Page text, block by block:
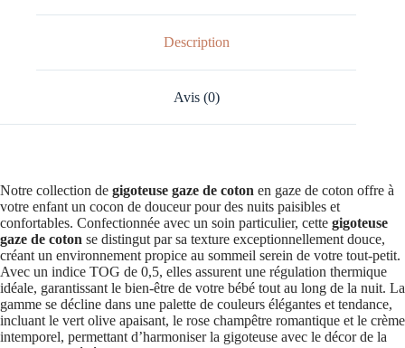
Description
Avis (0)
Notre collection de gigoteuse gaze de coton en gaze de coton offre à
votre enfant un cocon de douceur pour des nuits paisibles et
confortables. Confectionnée avec un soin particulier, cette gigoteuse
gaze de coton se distingut par sa texture exceptionnellement douce,
créant un environnement propice au sommeil serein de votre tout-petit.
Avec un indice TOG de 0,5, elles assurent une régulation thermique
idéale, garantissant le bien-être de votre bébé tout au long de la nuit. La
gamme se décline dans une palette de couleurs élégantes et tendance,
incluant le vert olive apaisant, le rose champêtre romantique et le crème
intemporel, permettant d’harmoniser la gigoteuse avec le décor de la